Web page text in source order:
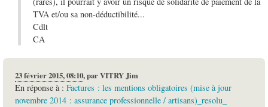
TVA et/ou sa non-déductibilité...
Cdlt
CA
23 février 2015, 08:10,parVITRY Jim
En réponse à : Factures : les mentions obligatoires (mise à jour
novembre 2014 : assurance professionnelle / artisans)_resolu_